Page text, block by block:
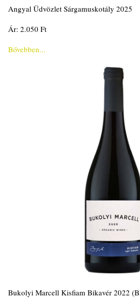
Angyal Üdvözlet Sárgamuskotály 2025
Ár: 2.050 Ft
Bővebben...
Bukolyi Marcell Kisfiam Bikavér 2022